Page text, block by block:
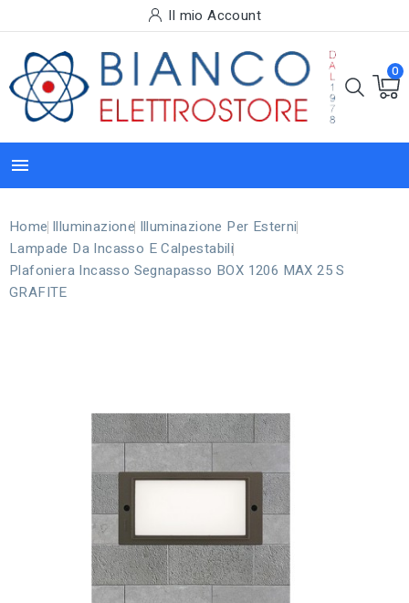
Il mio Account
0

Home Illuminazione Illuminazione Per Esterni
Lampade Da Incasso E Calpestabili
Plafoniera Incasso Segnapasso BOX 1206 MAX 25 S
GRAFITE